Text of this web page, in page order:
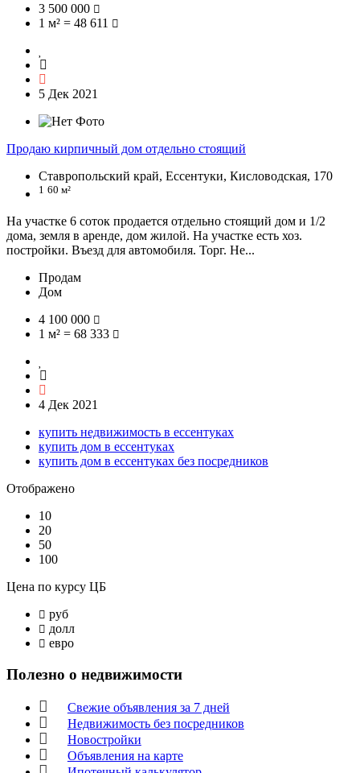
3 500 000
1 м² = 48 611
5 Дек 2021
Продаю кирпичный дом отдельно стоящий
Ставропольский край, Ессентуки, Кисловодская, 170
1 60 м²
На участке 6 соток продается отдельно стоящий дом и 1/2
дома, земля в аренде, дом жилой. На участке есть хоз.
постройки. Въезд для автомобиля. Торг. Не...
Продам
Дом
4 100 000
1 м² = 68 333
4 Дек 2021
купить недвижимость в ессентуках
купить дом в ессентуках
купить дом в ессентуках без посредников
Отображено
10
20
50
100
Цена по курсу ЦБ
руб
долл
евро
Полезно о недвижимости
Свежие объявления за 7 дней
Недвижимость без посредников
Новостройки
Объявления на карте